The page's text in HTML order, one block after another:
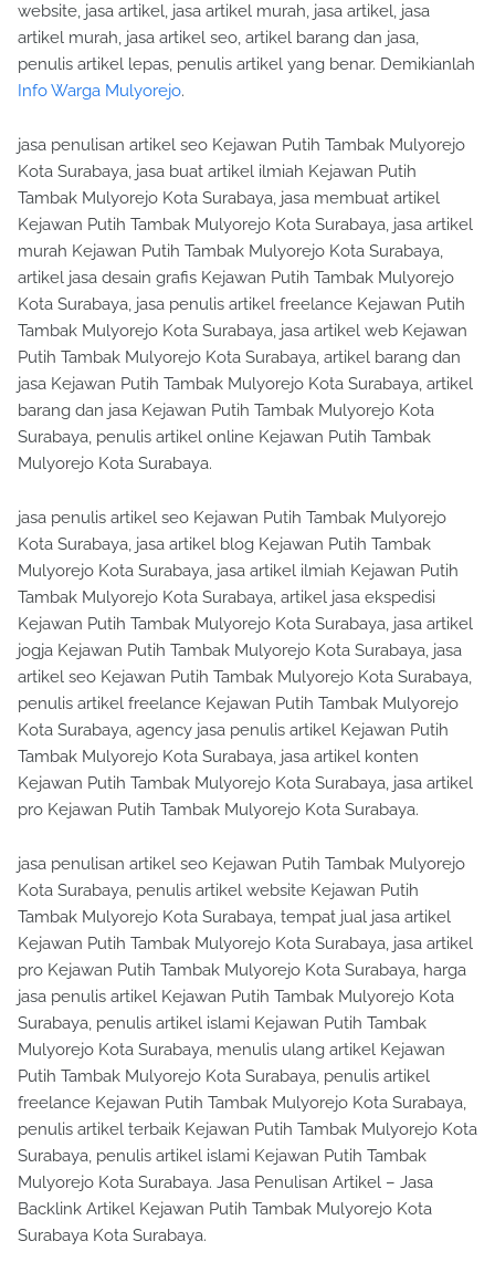
website, jasa artikel, jasa artikel murah, jasa artikel, jasa
artikel murah, jasa artikel seo, artikel barang dan jasa,
penulis artikel lepas, penulis artikel yang benar. Demikianlah
Info Warga Mulyorejo.
jasa penulisan artikel seo Kejawan Putih Tambak Mulyorejo
Kota Surabaya, jasa buat artikel ilmiah Kejawan Putih
Tambak Mulyorejo Kota Surabaya, jasa membuat artikel
Kejawan Putih Tambak Mulyorejo Kota Surabaya, jasa artikel
murah Kejawan Putih Tambak Mulyorejo Kota Surabaya,
artikel jasa desain grafis Kejawan Putih Tambak Mulyorejo
Kota Surabaya, jasa penulis artikel freelance Kejawan Putih
Tambak Mulyorejo Kota Surabaya, jasa artikel web Kejawan
Putih Tambak Mulyorejo Kota Surabaya, artikel barang dan
jasa Kejawan Putih Tambak Mulyorejo Kota Surabaya, artikel
barang dan jasa Kejawan Putih Tambak Mulyorejo Kota
Surabaya, penulis artikel online Kejawan Putih Tambak
Mulyorejo Kota Surabaya.
jasa penulis artikel seo Kejawan Putih Tambak Mulyorejo
Kota Surabaya, jasa artikel blog Kejawan Putih Tambak
Mulyorejo Kota Surabaya, jasa artikel ilmiah Kejawan Putih
Tambak Mulyorejo Kota Surabaya, artikel jasa ekspedisi
Kejawan Putih Tambak Mulyorejo Kota Surabaya, jasa artikel
jogja Kejawan Putih Tambak Mulyorejo Kota Surabaya, jasa
artikel seo Kejawan Putih Tambak Mulyorejo Kota Surabaya,
penulis artikel freelance Kejawan Putih Tambak Mulyorejo
Kota Surabaya, agency jasa penulis artikel Kejawan Putih
Tambak Mulyorejo Kota Surabaya, jasa artikel konten
Kejawan Putih Tambak Mulyorejo Kota Surabaya, jasa artikel
pro Kejawan Putih Tambak Mulyorejo Kota Surabaya.
jasa penulisan artikel seo Kejawan Putih Tambak Mulyorejo
Kota Surabaya, penulis artikel website Kejawan Putih
Tambak Mulyorejo Kota Surabaya, tempat jual jasa artikel
Kejawan Putih Tambak Mulyorejo Kota Surabaya, jasa artikel
pro Kejawan Putih Tambak Mulyorejo Kota Surabaya, harga
jasa penulis artikel Kejawan Putih Tambak Mulyorejo Kota
Surabaya, penulis artikel islami Kejawan Putih Tambak
Mulyorejo Kota Surabaya, menulis ulang artikel Kejawan
Putih Tambak Mulyorejo Kota Surabaya, penulis artikel
freelance Kejawan Putih Tambak Mulyorejo Kota Surabaya,
penulis artikel terbaik Kejawan Putih Tambak Mulyorejo Kota
Surabaya, penulis artikel islami Kejawan Putih Tambak
Mulyorejo Kota Surabaya. Jasa Penulisan Artikel – Jasa
Backlink Artikel Kejawan Putih Tambak Mulyorejo Kota
Surabaya Kota Surabaya.